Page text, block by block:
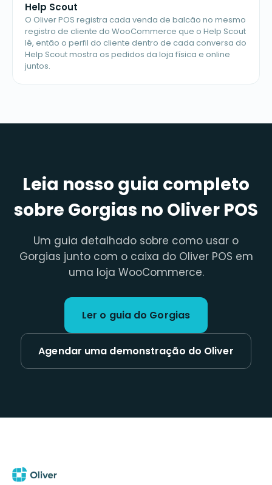
Help Scout
O Oliver POS registra cada venda de balcão no mesmo
registro de cliente do WooCommerce que o Help Scout
lê, então o perfil do cliente dentro de cada conversa do
Help Scout mostra os pedidos da loja física e online
juntos.
Leia nosso guia completo
sobre Gorgias no Oliver POS
Um guia detalhado sobre como usar o
Gorgias junto com o caixa do Oliver POS em
uma loja WooCommerce.
Ler o guia do Gorgias
Agendar uma demonstração do Oliver